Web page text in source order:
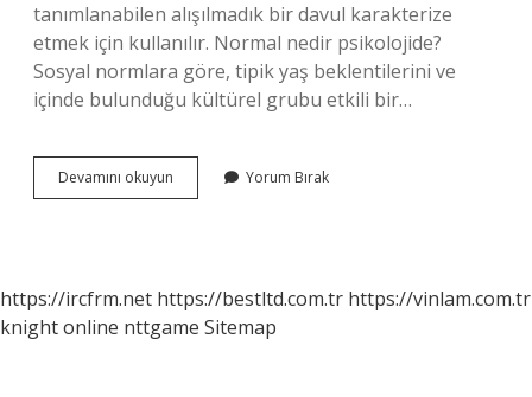
tanımlanabilen alışılmadık bir davul karakterize
etmek için kullanılır. Normal nedir psikolojide?
Sosyal normlara göre, tipik yaş beklentilerini ve
içinde bulunduğu kültürel grubu etkili bir…
Devamını okuyun Psikolojide
Anomali
Yorum Bırak
https://ircfrm.net https://bestltd.com.tr https://vinlam.com.tr
knight online nttgame Sitemap